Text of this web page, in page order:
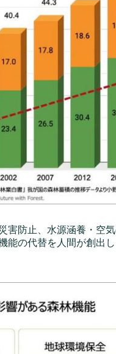
防止、水源涵養・空
能の代替を人間が創出